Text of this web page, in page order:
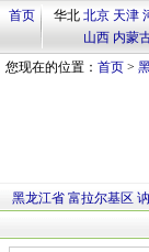
首页 华北 北京 天津
山西 内蒙
您现在的位置： 首页 >
黑龙江省 富拉尔基区